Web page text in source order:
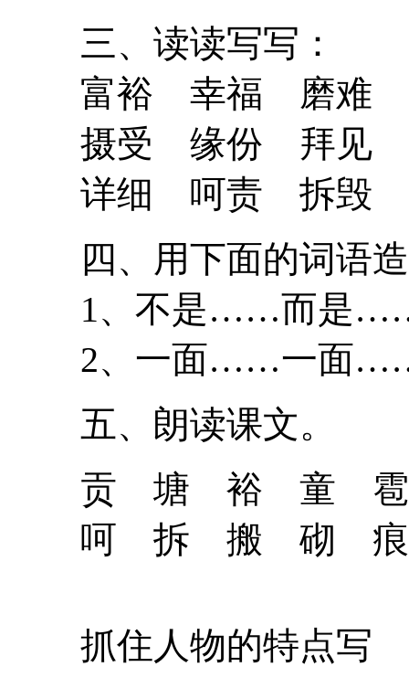
三、读读写写：
富裕 幸福 磨难
摄受 缘份 拜见
详细 呵责 拆毁
四、用下面的词语
1、不是……而
2、一面……一
五、朗读课文。
贡 塘 裕 童
呵 拆 搬 砌
抓住人物的特点写